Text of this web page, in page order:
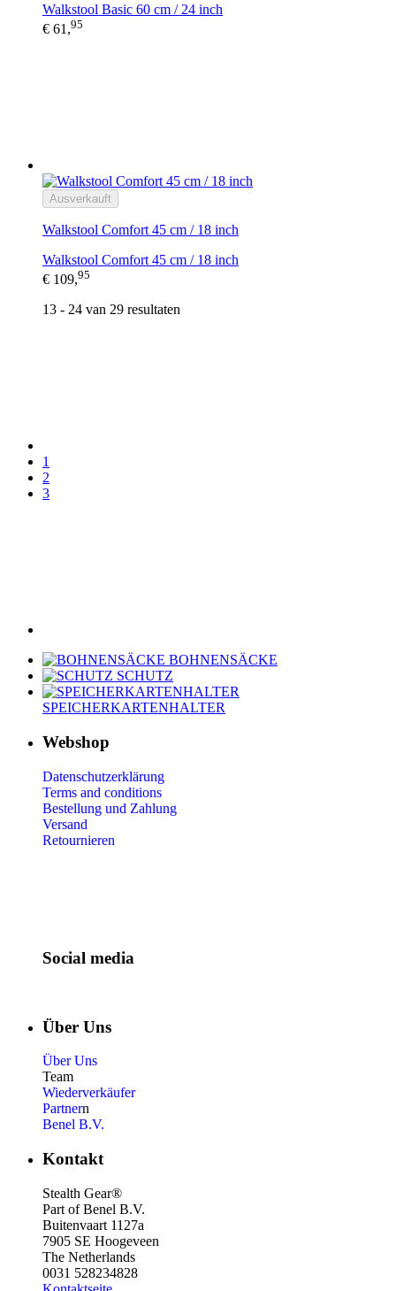
Walkstool Basic 60 cm / 24 inch
€ 61,95
Ausverkauft
Walkstool Comfort 45 cm / 18 inch
Walkstool Comfort 45 cm / 18 inch
€ 109,95
13 - 24 van 29 resultaten
1
2
3
BOHNENSÄCKE
SCHUTZ
SPEICHERKARTENHALTER
Webshop
Datenschutzerklärung
Terms and conditions
Bestellung und Zahlung
Versand
Retournieren
Social media
Über Uns
Über Uns
Team
Wiederverkäufer
Partnern
Benel B.V.
Kontakt
Stealth Gear®
Part of Benel B.V.
Buitenvaart 1127a
7905 SE Hoogeveen
The Netherlands
0031 528234828